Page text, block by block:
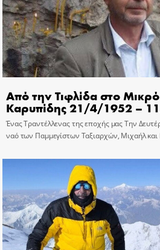
Από την Τιφλίδα στο
Καρυπίδης 21/4/1952 –
Ένας Τραντέλλενας της εποχής μας Την
ναό των Παμμεγίστων Ταξιαρχών, Μιχαήλ και